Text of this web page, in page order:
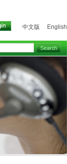
中文版 English